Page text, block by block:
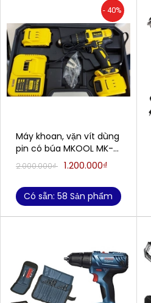
- 40%
Máy khoan, vặn vít dùng
pin có búa MKOOL MK-
8016 (2 pin 24V, Siêu
hành 1 đổi 1)
2.000.000₫ 1.200.000₫
Có sẵn: 58 Sản phẩm